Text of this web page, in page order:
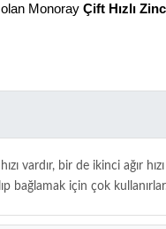
Monoray Çift Hızlı
vardır, bir de ikinci ağır
bağlamak için çok